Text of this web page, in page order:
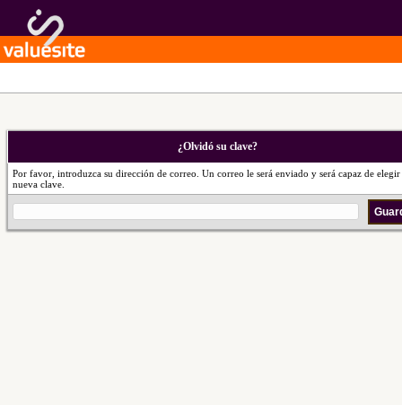
¿Olvidó su clave?
Por favor, introduzca su dirección de correo. Un correo le será enviado y será capaz de elegir
nueva clave.